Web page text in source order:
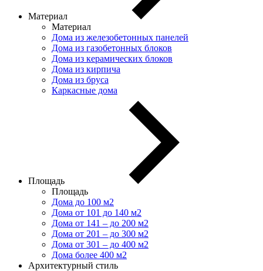
Материал
Материал
Дома из железобетонных панелей
Дома из газобетонных блоков
Дома из керамических блоков
Дома из кирпича
Дома из бруса
Каркасные дома
Площадь
Площадь
Дома до 100 м2
Дома от 101 до 140 м2
Дома от 141 – до 200 м2
Дома от 201 – до 300 м2
Дома от 301 – до 400 м2
Дома более 400 м2
Архитектурный стиль